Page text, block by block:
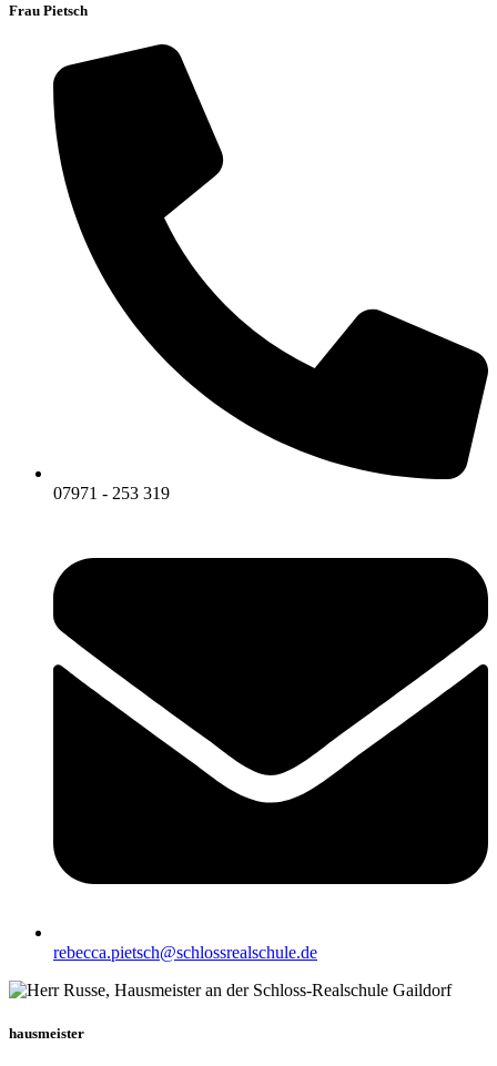
Frau Pietsch
07971 - 253 319
rebecca.pietsch@schlossrealschule.de
hausmeister